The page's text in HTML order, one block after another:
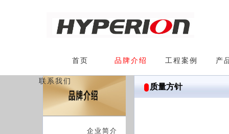
首页 品牌介绍 工程案例 产
联系我们
企业简介
质量方针